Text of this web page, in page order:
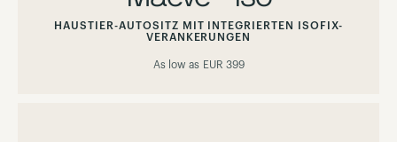
HAUSTIER-AUTOSITZ MIT INTEGRIERTEN ISOFIX-
VERANKERUNGEN
As low as EUR 399